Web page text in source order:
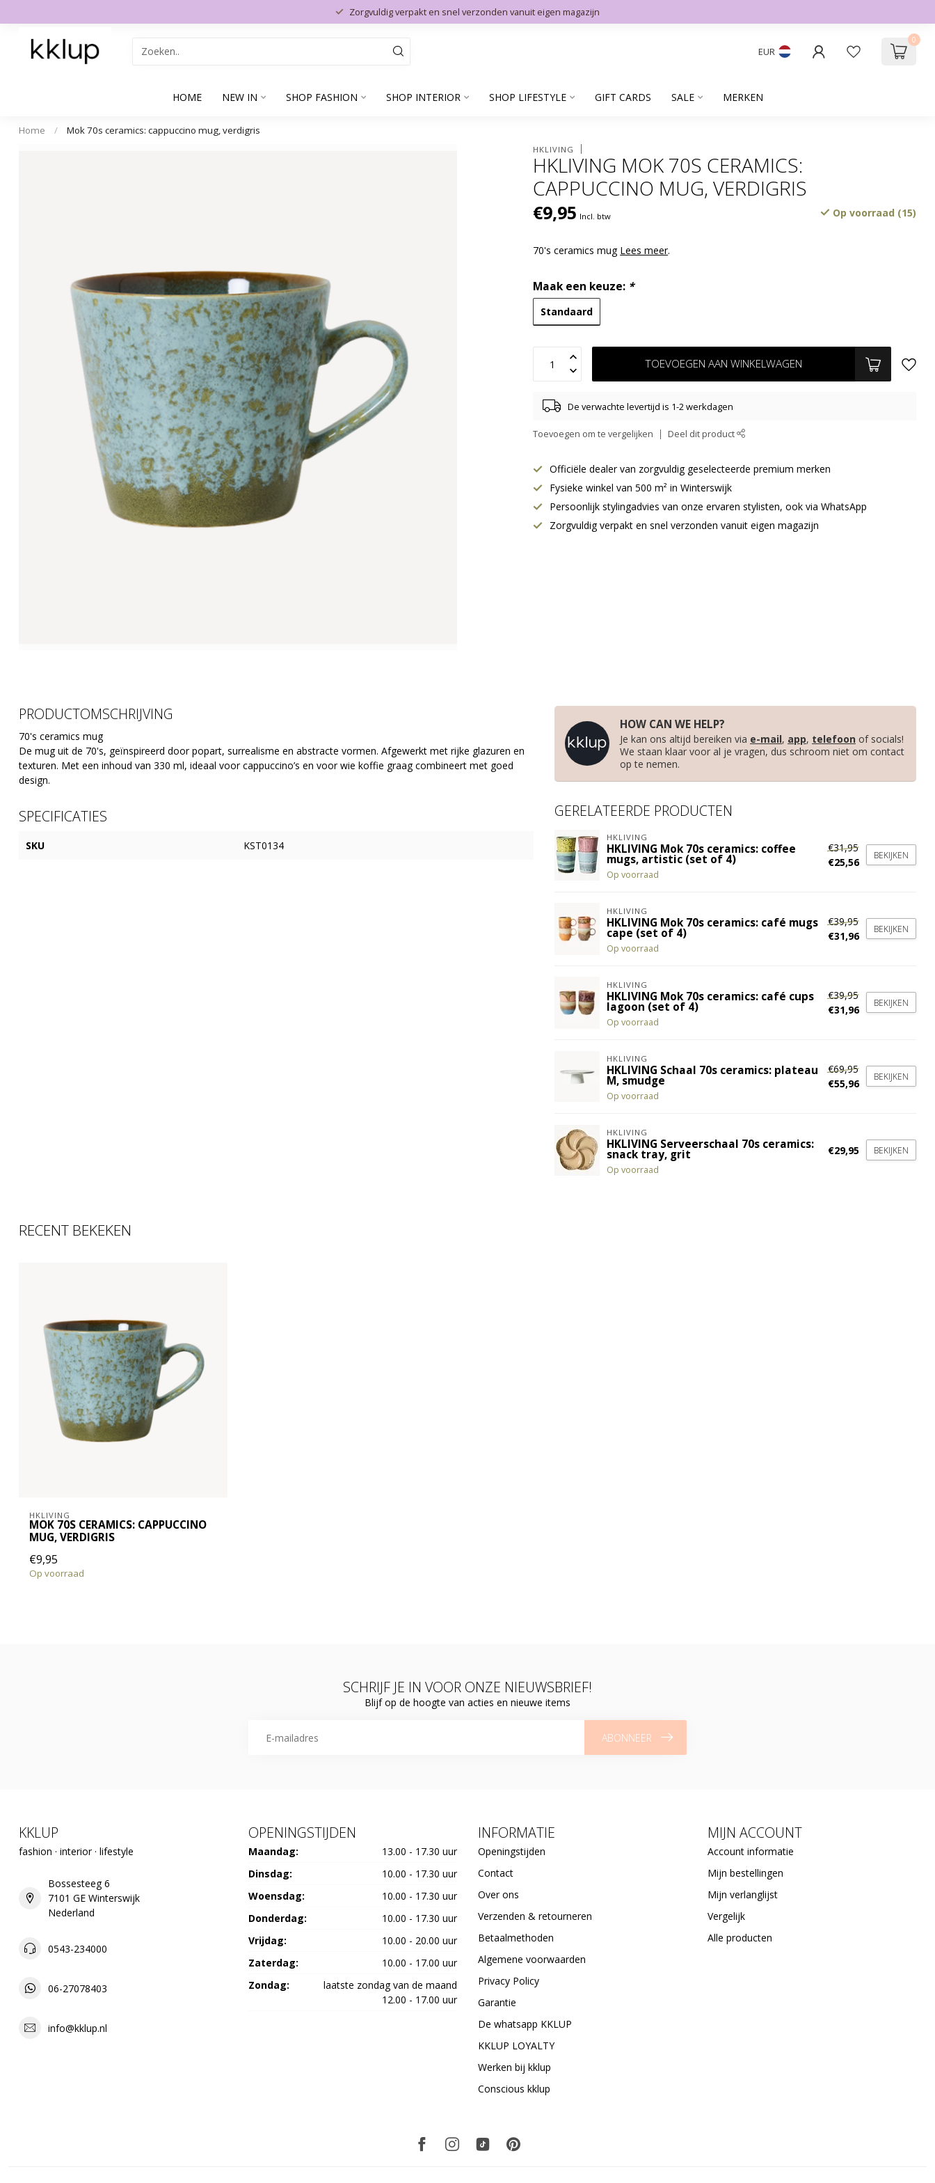
Zorgvuldig verpakt en snel verzonden vanuit eigen magazijn
EUR
0
HOME NEW IN SHOP FASHION SHOP INTERIOR SHOP LIFESTYLE GIFT CARDS SALE MERKEN
Home / Mok 70s ceramics: cappuccino mug, verdigris
HKLIVING
HKLIVING MOK 70S CERAMICS:
CAPPUCCINO MUG, VERDIGRIS
€9,95 Incl. btw Op voorraad (15)
70's ceramics mug Lees meer.
Maak een keuze: *
Standaard
TOEVOEGEN AAN WINKELWAGEN
De verwachte levertijd is 1-2 werkdagen
Toevoegen om te vergelijken Deel dit product
Officiële dealer van zorgvuldig geselecteerde premium merken
Fysieke winkel van 500 m² in Winterswijk
Persoonlijk stylingadvies van onze ervaren stylisten, ook via WhatsApp
Zorgvuldig verpakt en snel verzonden vanuit eigen magazijn
PRODUCTOMSCHRIJVING
70's ceramics mug
De mug uit de 70's, geïnspireerd door popart, surrealisme en abstracte vormen. Afgewerkt met rijke glazuren en
texturen. Met een inhoud van 330 ml, ideaal voor cappuccino’s en voor wie koffie graag combineert met goed
design.
SPECIFICATIES
SKU KST0134
HOW CAN WE HELP?
Je kan ons altijd bereiken via e-mail, app, telefoon of socials!
We staan klaar voor al je vragen, dus schroom niet om contact
op te nemen.
GERELATEERDE PRODUCTEN
HKLIVING
HKLIVING Mok 70s ceramics: coffee
mugs, artistic (set of 4)
Op voorraad
€31,95
€25,56
BEKIJKEN
HKLIVING
HKLIVING Mok 70s ceramics: café mugs
cape (set of 4)
Op voorraad
€39,95
€31,96
BEKIJKEN
HKLIVING
HKLIVING Mok 70s ceramics: café cups
lagoon (set of 4)
Op voorraad
€39,95
€31,96
BEKIJKEN
HKLIVING
HKLIVING Schaal 70s ceramics: plateau
M, smudge
Op voorraad
€69,95
€55,96
BEKIJKEN
HKLIVING
HKLIVING Serveerschaal 70s ceramics:
snack tray, grit
Op voorraad
€29,95 BEKIJKEN
RECENT BEKEKEN
HKLIVING
MOK 70S CERAMICS: CAPPUCCINO
MUG, VERDIGRIS
€9,95
Op voorraad
SCHRIJF JE IN VOOR ONZE NIEUWSBRIEF!
Blijf op de hoogte van acties en nieuwe items
ABONNEER
KKLUP
fashion · interior · lifestyle
Bossesteeg 6
7101 GE Winterswijk
Nederland
0543-234000
06-27078403
info@kklup.nl
OPENINGSTIJDEN
Maandag:
13.00 - 17.30 uur
Dinsdag:
10.00 - 17.30 uur
Woensdag:
10.00 - 17.30 uur
Donderdag:
10.00 - 17.30 uur
Vrijdag:
10.00 - 20.00 uur
Zaterdag:
10.00 - 17.00 uur
Zondag:
laatste zondag van de maand
12.00 - 17.00 uur
INFORMATIE
Openingstijden
Contact
Over ons
Verzenden & retourneren
Betaalmethoden
Algemene voorwaarden
Privacy Policy
Garantie
De whatsapp KKLUP
KKLUP LOYALTY
Werken bij kklup
Conscious kklup
MIJN ACCOUNT
Account informatie
Mijn bestellingen
Mijn verlanglijst
Vergelijk
Alle producten